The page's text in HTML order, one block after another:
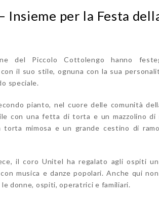
Insieme per la Festa
del Piccolo Cottolengo hanno
con il suo stile, ognuna con la sua
speciale.
pianto, nel cuore delle comunità
con una fetta di torta e un mazzolino di
torta mimosa e un grande cestino di
il coro Unitel ha regalato agli ospiti
musica e danze popolari. Anche qui
donne, ospiti, operatrici e familiari.